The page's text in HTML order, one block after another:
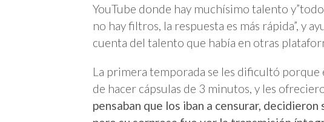
YouTube donde hay muchísimo talento
no hay filtros, la respuesta es más rápida”, y
cuenta del talento que había en otras
La primera temporada se les dificultó porque
de hacer cápsulas de 3 minutos, y les
pensaban que los iban a censurar,